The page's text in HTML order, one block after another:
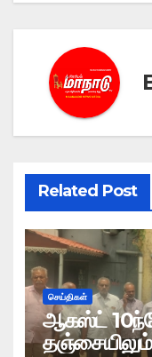
Related Post
செய்திகள்
ஆகஸ்ட்